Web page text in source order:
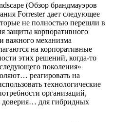
(Обзор брандмауэров
Forrester дает следующее
не полностью перешли в
защиты корпоративного
важного механизма
на корпоративные
этих решений, когда-то
поколения»
реагировать на
технологические
организаций,
доверия… для гибридных